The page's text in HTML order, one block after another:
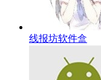
线报坊软件盒